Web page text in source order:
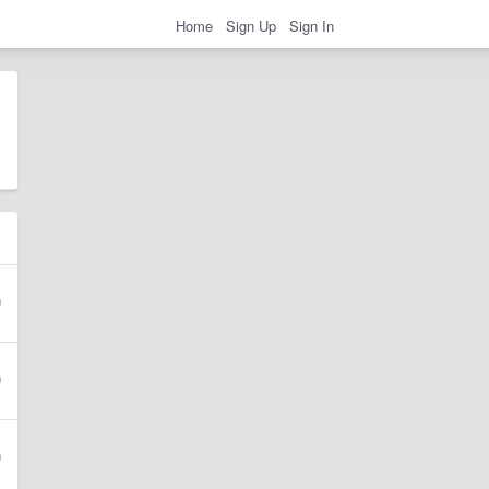
Home Sign Up Sign In